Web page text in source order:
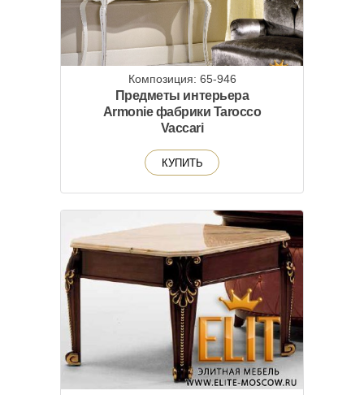
Композиция: 65-946
Предметы интерьера
Armonie фабрики Tarocco
Vaccari
КУПИТЬ